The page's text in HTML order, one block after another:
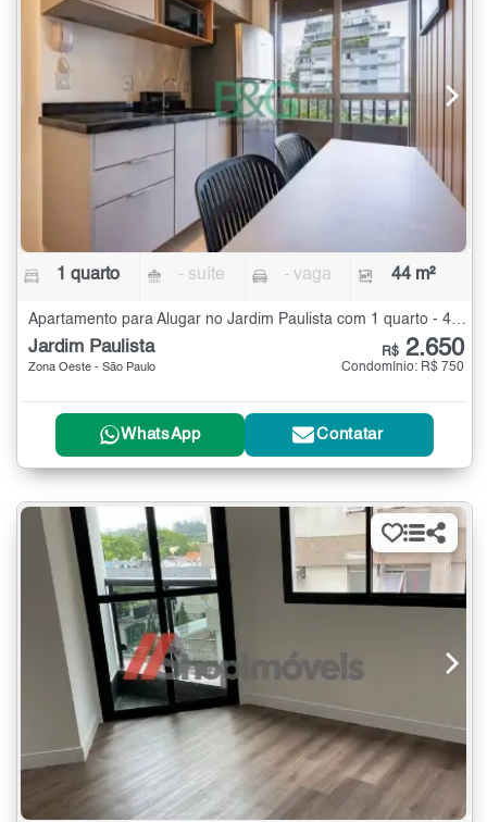
1 quarto - suíte - vaga 44 m²
Jardim Paulista
Zona Oeste - São Paulo
R$ 2.650
Condomínio: R$ 750
WhatsApp Contatar